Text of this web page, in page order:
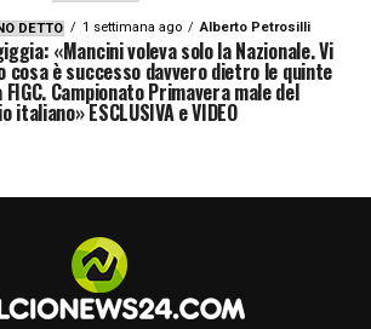
DETTO 1 settimana ago Alberto Petrosilli
«Mancini voleva solo la Nazionale. Vi
cosa è successo davvero dietro le quinte
FIGC. Campionato Primavera male del
italiano» ESCLUSIVA e VIDEO